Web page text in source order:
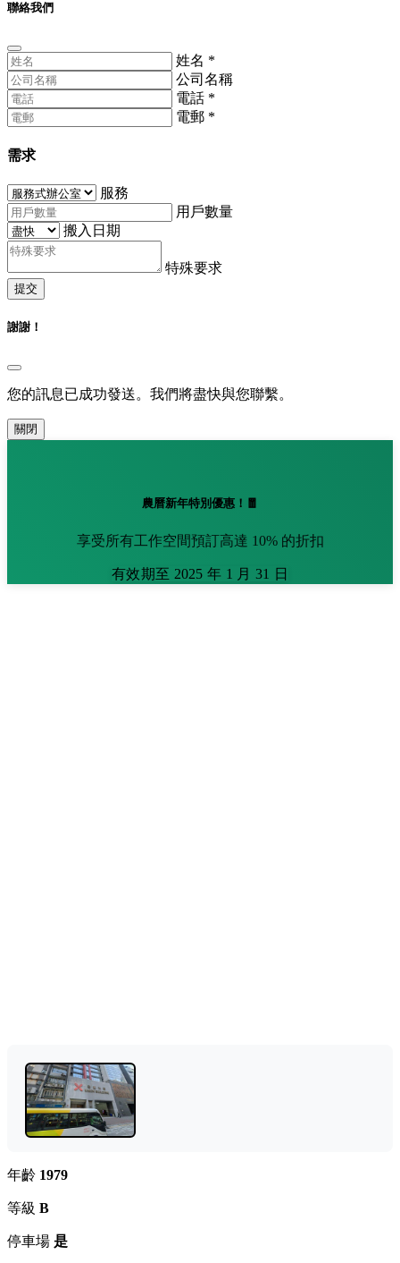
聯絡我們
姓名 *
公司名稱
電話 *
電郵 *
需求
服務
用戶數量
搬入日期
特殊要求
提交
謝謝！
您的訊息已成功發送。我們將盡快與您聯繫。
關閉
農曆新年特別優惠！🧧
享受所有工作空間預訂高達 10% 的折扣
有效期至 2025 年 1 月 31 日
年齡 1979
等級 B
停車場 是